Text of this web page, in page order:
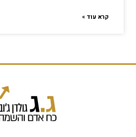
קרא עוד »